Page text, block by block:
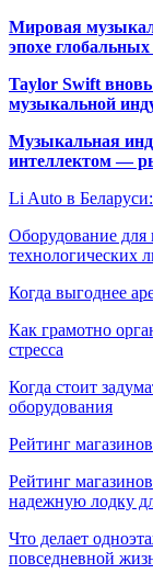
Мировая
эпохе
Taylor Swift
музыкальной
Музыкальная
интеллектом —
Li Auto в
Оборудование для
технологических
Когда выгоднее
Как грамотно
стресса
Когда стоит
оборудования
Рейтинг
Рейтинг
надежную лодку
Что делает
повседневной